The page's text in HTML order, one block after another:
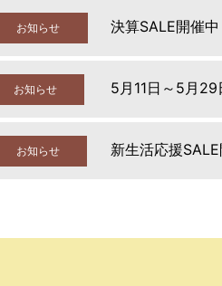
お知らせ 決算SALE開催中
お知らせ 5月11日～5月
お知らせ 新生活応援SALE